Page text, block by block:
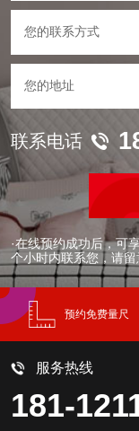
联系电话
·在线预约成功后，可
个小时内联系您，请
预约免费量尺
服务热线
181-